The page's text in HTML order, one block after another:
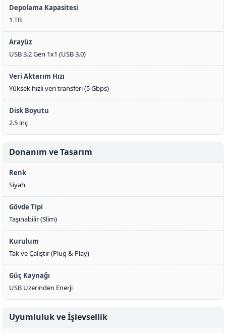
Depolama Kapasitesi
1 TB
Arayüz
USB 3.2 Gen 1x1 (USB 3.0)
Veri Aktarım Hızı
Yüksek hızlı veri transferi (5 Gbps)
Disk Boyutu
2.5 inç
Donanım ve Tasarım
Renk
Siyah
Gövde Tipi
Taşınabilir (Slim)
Kurulum
Tak ve Çalıştır (Plug & Play)
Güç Kaynağı
USB Üzerinden Enerji
Uyumluluk ve İşlevsellik